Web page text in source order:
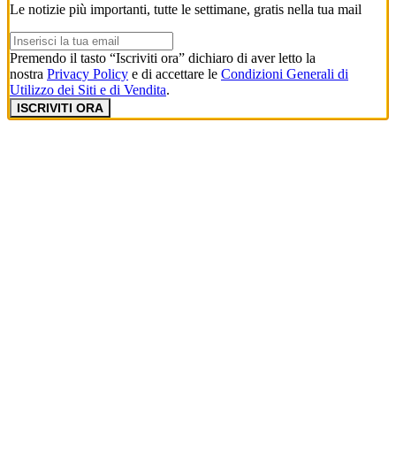
Le notizie più importanti, tutte le settimane, gratis nella tua mail
Premendo il tasto “Iscriviti ora” dichiaro di aver letto la
nostra Privacy Policy e di accettare le Condizioni Generali di
Utilizzo dei Siti e di Vendita.
ISCRIVITI ORA